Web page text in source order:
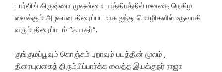
டார்லிங் கிருஷ்ணா முதன்மை பாத்திரத்தில் மனதை நெகிழ
வைக்கும் அழகான திரைப்படமாக ஐந்து மொழிகளில் உருவாகி
வரும் திரைப்படம் “ஃபாதர்”.
குங்குமப்பூவும் கொஞ்சும் புறாவும் படத்தின் மூலம் ,
திரையுலகைத் திரும்பிப்பார்க்க வைத்த இயக்குநர் ராஜா